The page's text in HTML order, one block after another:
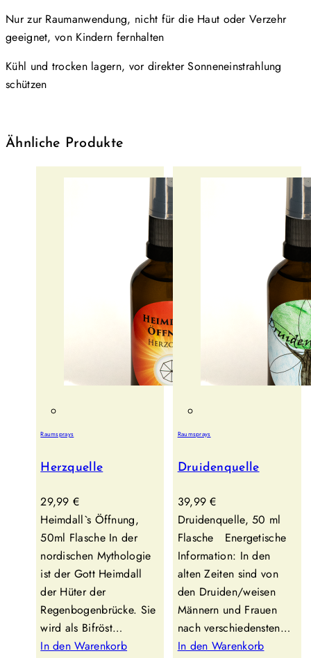
Nur zur Raumanwendung, nicht für die Haut oder Verzehr
geeignet, von Kindern fernhalten
Kühl und trocken lagern, vor direkter Sonneneinstrahlung
schützen
Ähnliche Produkte
Raumsprays
Herzquelle
29,99€
Heimdall`s Öffnung,
50ml Flasche In der
nordischen Mythologie
ist der Gott Heimdall
der Hüter der
Regenbogenbrücke. Sie
wird als Bifröst…
In den Warenkorb
Raumsprays
Druidenquelle
39,99€
Druidenquelle, 50 ml
Flasche Energetische
Information: In den
alten Zeiten sind von
den Druiden/weisen
Männern und Frauen
nach verschiedensten…
In den Warenkorb